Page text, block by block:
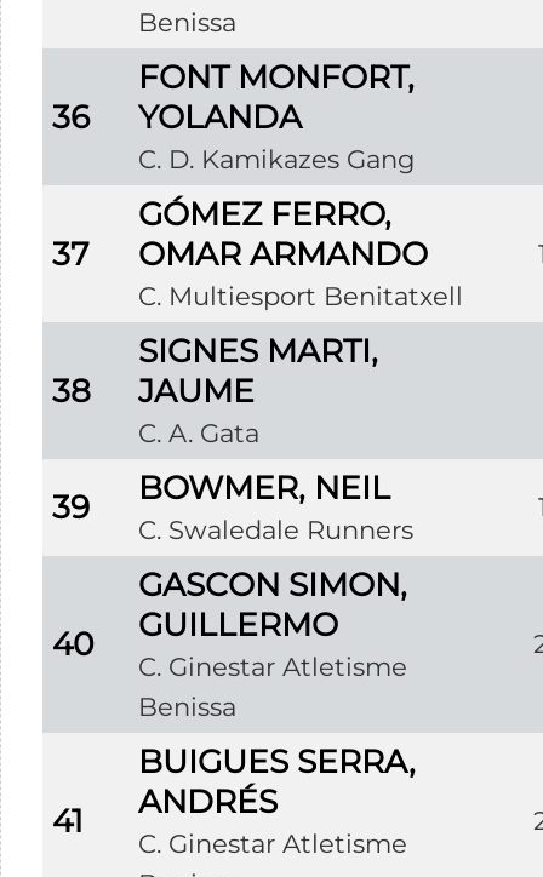
Benissa
36
FONT MONFORT,
YOLANDA
C. D. Kamikazes Gang
37
GÓMEZ FERRO,
OMAR ARMANDO
C. Multiesport Benitatxell
38
SIGNES MARTI,
JAUME
C. A. Gata
39 BOWMER, NEIL
C. Swaledale Runners
40
GASCON SIMON,
GUILLERMO
C. Ginestar Atletisme
Benissa
41
BUIGUES SERRA,
ANDRÉS
C. Ginestar Atletisme